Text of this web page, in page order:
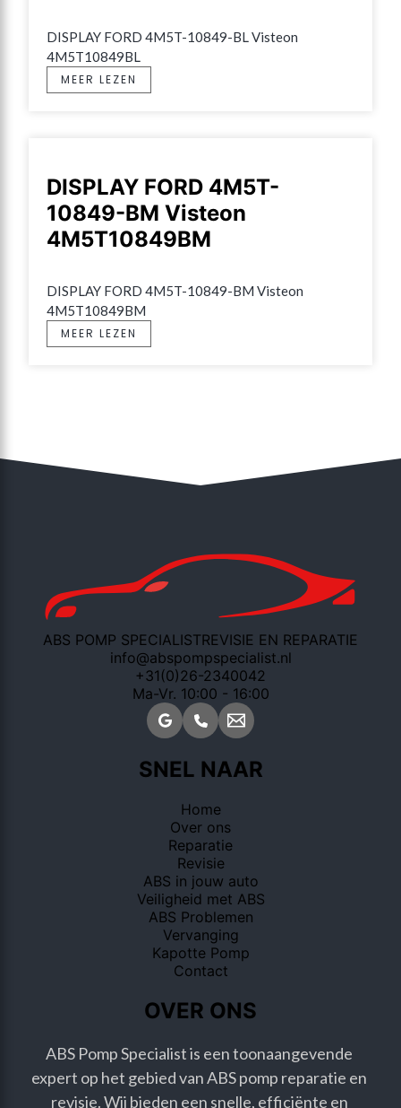
DISPLAY FORD 4M5T-10849-BL Visteon
4M5T10849BL
MEER LEZEN
DISPLAY FORD 4M5T-
10849-BM Visteon
4M5T10849BM
DISPLAY FORD 4M5T-10849-BM Visteon
4M5T10849BM
MEER LEZEN
ABS POMP SPECIALISTREVISIE EN REPARATIE
info@abspompspecialist.nl
+31(0)26-2340042
Ma-Vr. 10:00 - 16:00
SNEL NAAR
Home
Over ons
Reparatie
Revisie
ABS in jouw auto
Veiligheid met ABS
ABS Problemen
Vervanging
Kapotte Pomp
Contact
OVER ONS
ABS Pomp Specialist is een toonaangevende
expert op het gebied van ABS pomp reparatie en
revisie. Wij bieden een snelle, efficiënte en